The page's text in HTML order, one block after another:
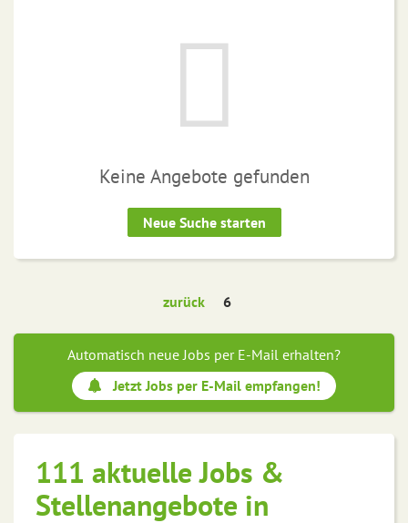
Keine Angebote gefunden
Neue Suche starten
zurück 6
Automatisch neue Jobs per E-Mail erhalten?
Jetzt Jobs per E-Mail empfangen!
111 aktuelle Jobs &
Stellenangebote in